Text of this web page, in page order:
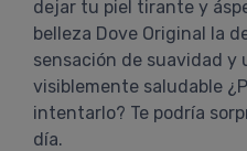
dejar tu piel tirante y
belleza Dove Original la
sensación de suavidad y
visiblemente saludable
intentarlo? Te podría
día.